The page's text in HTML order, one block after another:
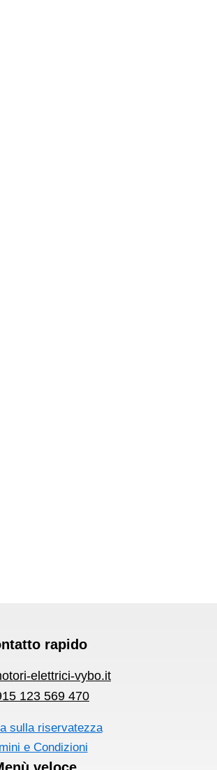
rapido
elettrici-vybo.it
123 569 470
sulla riservatezza
e Condizioni